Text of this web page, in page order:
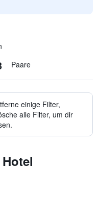
Paare
einige Filter,
alle Filter, um dir